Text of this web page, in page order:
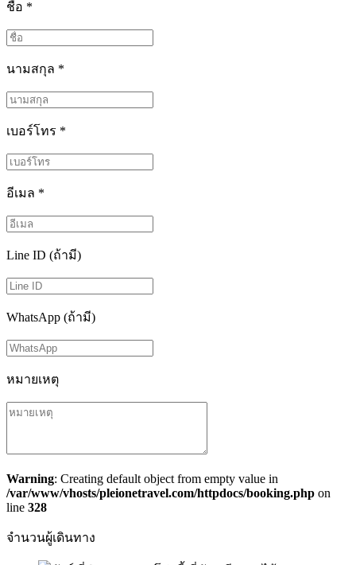
ชื่อ *
นามสกุล *
เบอร์โทร *
อีเมล *
Line ID (ถ้ามี)
WhatsApp (ถ้ามี)
หมายเหตุ
Warning: Creating default object from empty value in
/var/www/vhosts/pleionetravel.com/httpdocs/booking.php on
line 328
จำนวนผู้เดินทาง